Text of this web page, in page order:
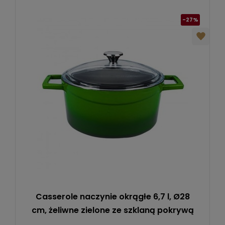
-27%
Casserole naczynie okrągłe 6,7 l, Ø28
cm, żeliwne zielone ze szklaną pokrywą